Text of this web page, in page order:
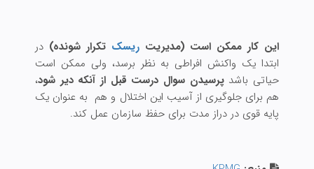
این کار ممکن است (مدیریتریسکتکرار شونده) در
ابتدا یک واکنش افراطی به نظر برسد، ولی ممکن است
حیاتی باشدپرسیدن سوال درست قبل از آنکه دیر شود،
هم برای جلوگیری از آسیب این اختلال و هم به عنوان یک
پایه قوی در دراز مدت برای حفظ سازمان عمل کند.